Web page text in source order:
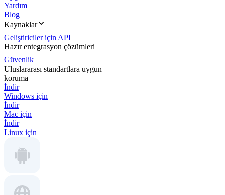
Yardım
Blog
Kaynaklar
Geliştiriciler için API
Hazır entegrasyon çözümleri
Güvenlik
Uluslararası standartlara uygun
koruma
İndir
Windows için
İndir
Mac için
İndir
Linux için